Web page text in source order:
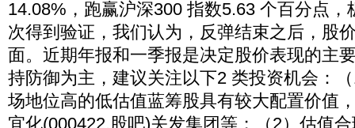
14.08%，跑赢沪深300 指数5.63 个百分点，
次得到验证，我们认为，反弹结束之后，股
面。近期年报和一季报是决定股价表现的主
持防御为主，建议关注以下2 类投资机会：
场地位高的低估值蓝筹股具有较大配置价值
宜化(000422,股吧)关发集团等；（2）估值